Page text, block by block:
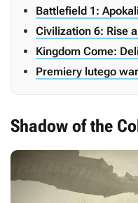
Battlefield 1:
Civilization 6: Rise
Kingdom Come:
Premiery lutego
Shadow of the